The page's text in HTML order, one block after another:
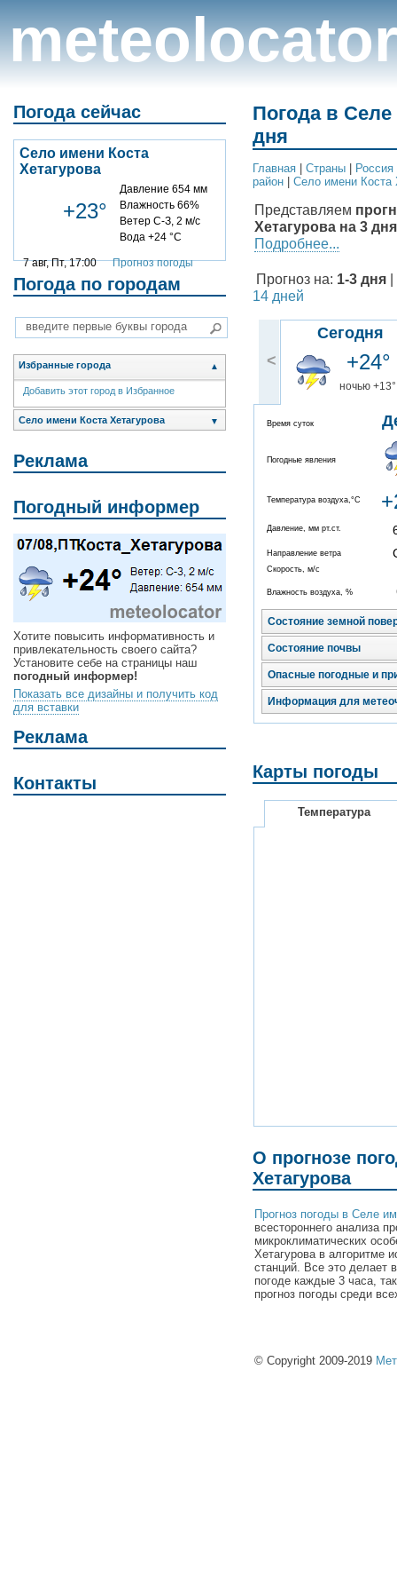
meteolocator
Погода сейчас
Село имени Коста
Хетагурова
+23°
Давление 654 мм
Влажность 66%
Ветер С-З, 2 м/с
Вода +24 °C
7 авг, Пт, 17:00Прогноз погоды
Погода по городам
Избранные города ▲
Добавить этот город в Избранное
Село имени Коста Хетагурова ▼
Реклама
Погодный информер
Хотите повысить информативность и
привлекательность своего сайта?
Установите себе на страницы наш
погодный информер!
Показать все дизайны и получить код
для вставки
Реклама
Контакты
Погода в Селе
дня
Главная Cтраны Россия
район
Село имени Коста
Представляем
Хетагурова на 3 дня
Подробнее...
Прогноз на: 1-3 дня
14 дней
<
Сегодня
+24°
ночью +13°
Время суток
Погодные явления
Температура воздуха,°C
Давление, мм рт.ст.
Направление ветра
Скорость, м/с
Влажность воздуха, %
Состояние земной
Состояние почвы
Опасные погодные и
Информация для
Карты погоды
Температура
О прогнозе
Хетагурова
Прогноз погоды в Селе
всестороннего анализа
микроклиматических
Хетагурова в алгоритме
станций. Все это делает
погоде каждые 3 часа,
прогноз погоды среди
© Copyright 2009-2019